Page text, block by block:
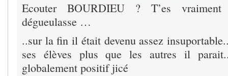
Ecouter BOURDIEU ? T’es
dégueulasse …
..sur la fin il était devenu assez
ses élèves plus que les autres il
globalement positif jicé